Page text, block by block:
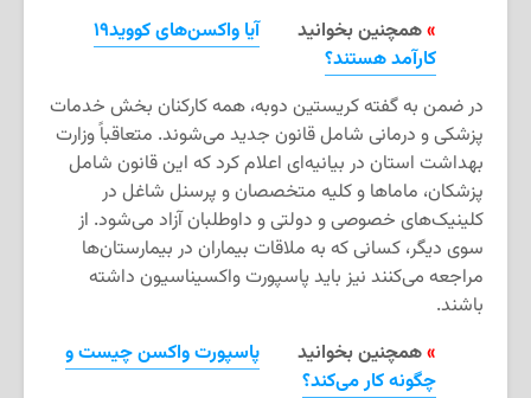
»همچنین بخوانید
آیا واکسن‌های کووید۱۹
کارآمد هستند؟
در ضمن به گفته کریستین دوبه، همه کارکنان بخش خدمات
پزشکی و درمانی شامل قانون جدید می‌شوند. متعاقباً وزارت
بهداشت استان در بیانیه‌ای اعلام کرد که این قانون شامل
پزشکان، ماماها و کلیه متخصصان و پرسنل شاغل در
کلینیک‌های خصوصی و دولتی و داوطلبان آزاد می‌شود. از
سوی دیگر، کسانی که به ملاقات بیماران در بیمارستان‌ها
مراجعه می‌کنند نیز باید پاسپورت واکسیناسیون داشته
باشند.
»همچنین بخوانید پاسپورت واکسن چیست و
چگونه کار می‌کند؟